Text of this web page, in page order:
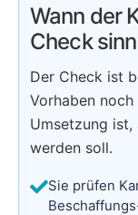
Wann der
Check
Der Check ist
Vorhaben
Umsetzung
werden soll.
Sie prüfen